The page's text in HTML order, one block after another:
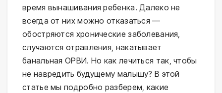
время вынашивания ребенка. Далеко не
всегда от них можно отказаться —
обостряются хронические заболевания,
случаются отравления, накатывает
банальная ОРВИ. Но как лечиться так, чтобы
не навредить будущему малышу? В этой
статье мы подробно разберем, какие